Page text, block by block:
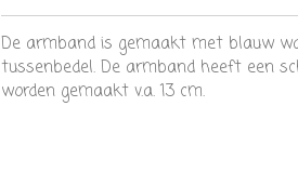
De armband is gemaakt met blauw
tussenbedel. De armband heeft een
worden gemaakt v.a. 13 cm.